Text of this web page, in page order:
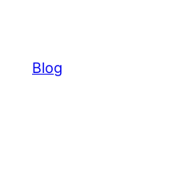
tartalomhoz
Blog